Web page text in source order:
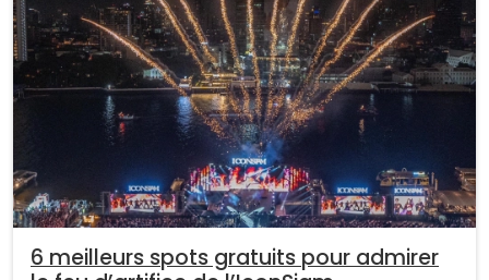
6 meilleurs spots gratuits pour admirer